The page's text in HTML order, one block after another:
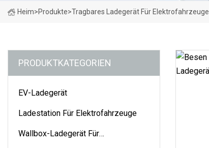
Heim>Produkte>Tragbares Ladegerät Für Elektrofahrzeuge
PRODUKTKATEGORIEN
EV-Ladegerät
Ladestation Für Elektrofahrzeuge
Wallbox-Ladegerät Für